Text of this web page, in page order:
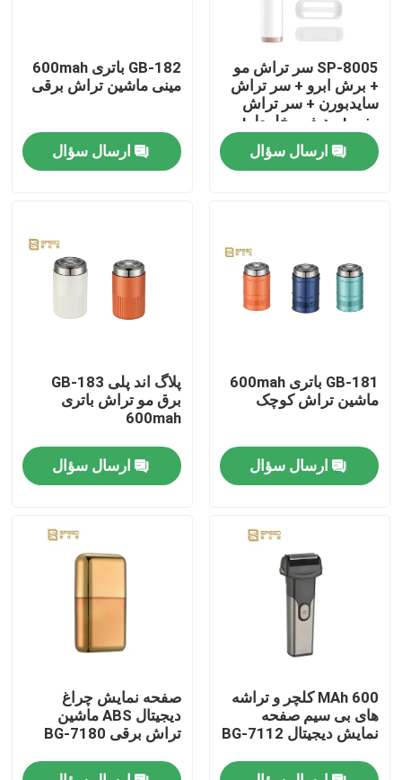
محصولات
نمایش VR
کارخانه تور
درخواست نقل قول
تراشنده حرفه ای مو
دستگاه برش مو قابل شارژ مجدد
SP-8005 سر تراش مو
+ برش ابرو + سر تراش
سایدبورن + سر تراش
بینی + ردیف مخلوط +
محافظ
ارسال سؤال
GB-182 باتری 600mah
مینی ماشین تراش برقی
ارسال سؤال
GB-181 باتری 600mah
ماشین تراش کوچک
ارسال سؤال
پلاگ اند پلی GB-183
برق مو تراش باتری
600mah
ارسال سؤال
600 MAh کلچر و تراشه
های بی سیم صفحه
نمایش دیجیتال BG-7112
صفحه نمایش چراغ
دیجیتال ABS ماشین
تراش برقی BG-7180